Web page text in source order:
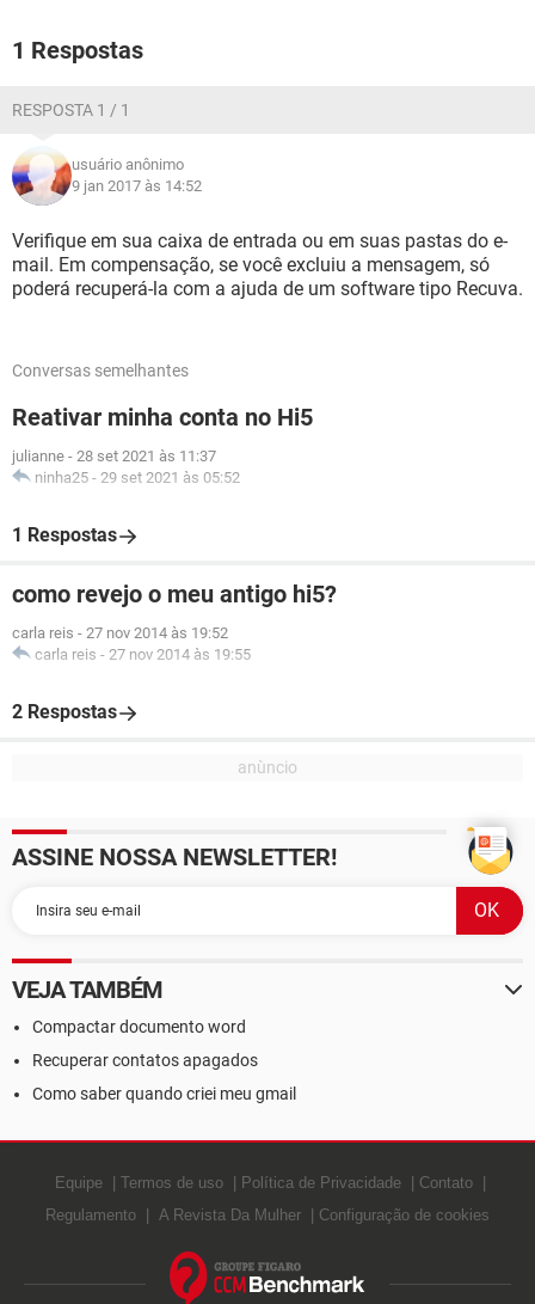
1 Respostas
RESPOSTA 1 / 1
usuário anônimo
9 jan 2017 às 14:52
Verifique em sua caixa de entrada ou em suas pastas do e-
mail. Em compensação, se você excluiu a mensagem, só
poderá recuperá-la com a ajuda de um software tipo Recuva.
Conversas semelhantes
Reativar minha conta no Hi5
julianne - 28 set 2021 às 11:37
ninha25 - 29 set 2021 às 05:52
1 Respostas
como revejo o meu antigo hi5?
carla reis - 27 nov 2014 às 19:52
carla reis - 27 nov 2014 às 19:55
2 Respostas
ASSINE NOSSA NEWSLETTER!
VEJA TAMBÉM
Compactar documento word
Recuperar contatos apagados
Como saber quando criei meu gmail
Equipe Termos de uso Política de Privacidade
Contato
Regulamento
A Revista Da Mulher Configuração de cookies